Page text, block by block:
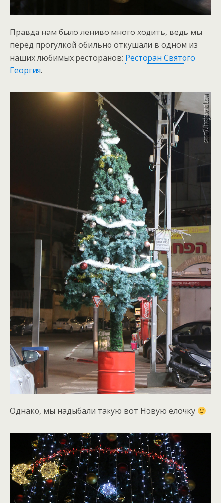
Правда нам было лениво много ходить, ведь мы
перед прогулкой обильно откушали в одном из
наших любимых ресторанов: Ресторан Святого
Георгия.
Однако, мы надыбали такую вот Новую ёлочку